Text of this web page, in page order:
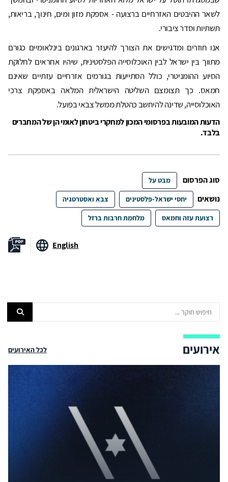
לשאר ההיבטים האזרחיים ברצועה - אספקת מזון ומים, חינוך, בריאות,
תשתיות וסדר ציבורי.
אנו חוזרים ומדגישים את הצורך להיעזר בארגונים בינלאומיים כגורם
מתווך בין ישראל לבין האוכלוסייה הפלסטינית, שיהיו אחראים לחלוקת
הסיוע ההומניטרי, כולל הסתייעות בגורמים אזרחיים עזתיים שאינם
חמאס. כך תצומצם השליטה הישראלית המלאה באספקת צרכי
האוכלוסייה, שדינה להיחשב כהטלת ממשל צבאי בפועל.
הדעות המובעות בפרסומי המכון למחקרי ביטחון לאומי הן של המחברים
בלבד.
סוג הפרסום מבט על
נושאים יחסי ישראל-פלסטינים צבא ואסטרטגיה
רצועת עזה וחמאס מלחמת חרבות ברזל
English
אירועים לכל האירועים